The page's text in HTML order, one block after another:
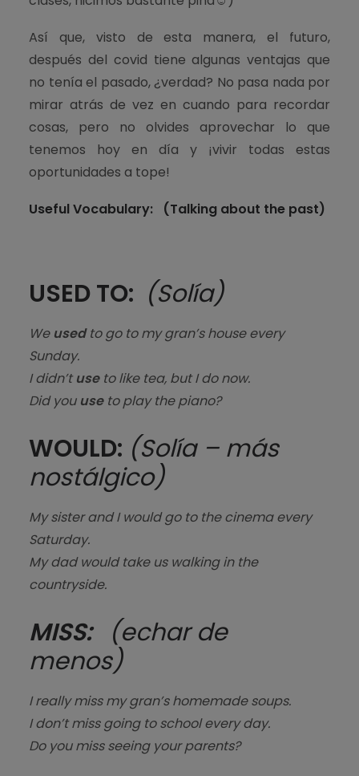
Así que, visto de esta manera, el futuro,
después del covid tiene algunas ventajas que
no tenía el pasado, ¿verdad? No pasa nada por
mirar atrás de vez en cuando para recordar
cosas, pero no olvides aprovechar lo que
tenemos hoy en día y ¡vivir todas estas
oportunidades a tope!
Useful Vocabulary:
(Talking about the past)
USED TO: (Solía)
We usedto go to my gran’s house every
Sunday.
I didn’tuseto like tea, but I do now.
Did you useto play the piano?
WOULD: (Solía – más
nostálgico)
My sister and I would go to the cinema every
Saturday.
My dad would take us walking in the
countryside.
MISS: (echar de
menos)
I really miss my gran’s homemade soups.
I don’t miss going to school every day.
Do you miss seeing your parents?